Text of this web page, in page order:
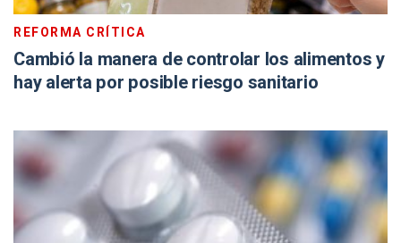
REFORMA CRÍTICA
Cambió la manera de controlar los alimentos y
hay alerta por posible riesgo sanitario